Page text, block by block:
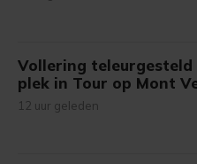
Vollering teleurgesteld
plek in Tour op Mont
12 uur geleden